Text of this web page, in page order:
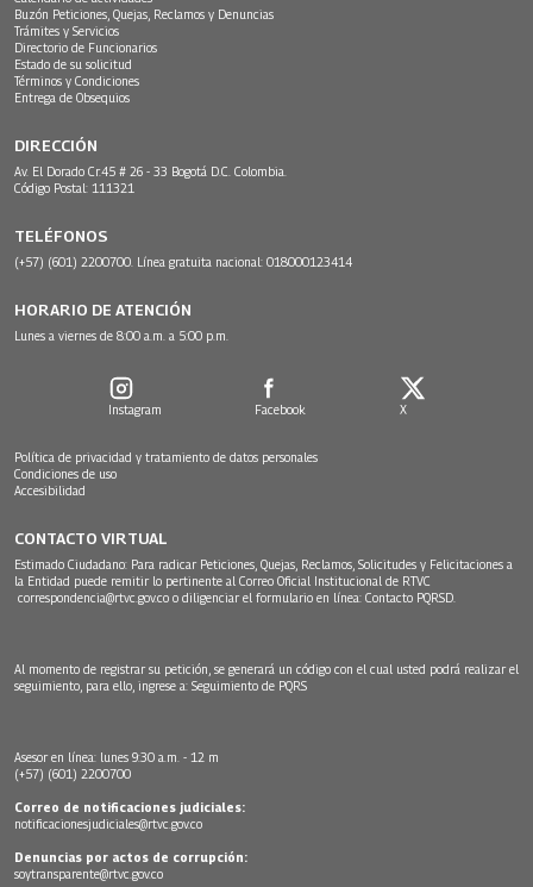
Buzón Peticiones, Quejas, Reclamos y Denuncias
Trámites y Servicios
Directorio de Funcionarios
Estado de su solicitud
Términos y Condiciones
Entrega de Obsequios
DIRECCIÓN
Av. El Dorado Cr.45 # 26 - 33 Bogotá D.C. Colombia.
Código Postal: 111321
TELÉFONOS
(+57) (601) 2200700. Línea gratuita nacional: 018000123414
HORARIO DE ATENCIÓN
Lunes a viernes de 8:00 a.m. a 5:00 p.m.
Instagram Facebook X
Política de privacidad y tratamiento de datos personales
Condiciones de uso
Accesibilidad
CONTACTO VIRTUAL
Estimado Ciudadano: Para radicar Peticiones, Quejas, Reclamos, Solicitudes y Felicitaciones a
la Entidad puede remitir lo pertinente al Correo Oficial Institucional de RTVC
correspondencia@rtvc.gov.co o diligenciar el formulario en línea: Contacto PQRSD.
Al momento de registrar su petición, se generará un código con el cual usted podrá realizar el
seguimiento, para ello, ingrese a: Seguimiento de PQRS
Asesor en línea: lunes 9:30 a.m. - 12 m
(+57) (601) 2200700
Correo de notificaciones judiciales:
notificacionesjudiciales@rtvc.gov.co
Denuncias por actos de corrupción:
soytransparente@rtvc.gov.co